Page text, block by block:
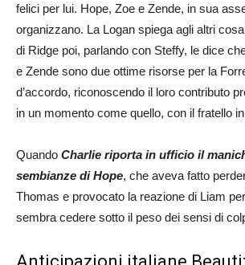
felici per lui. Hope, Zoe e Zende, in sua
organizzano. La Logan spiega agli altri
di Ridge poi, parlando con Steffy, le dice
e Zende sono due ottime risorse per la
d’accordo, riconoscendo il loro contributo
in un momento come quello, con il fratello
Quando Charlie riporta in ufficio il
sembianze di Hope, che aveva fatto
Thomas e provocato la reazione di Liam
sembra cedere sotto il peso dei sensi di